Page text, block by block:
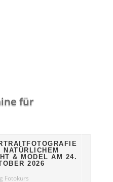
für
NATÜRLICHEM
& MODEL AM 24.
2026
Fotokurs